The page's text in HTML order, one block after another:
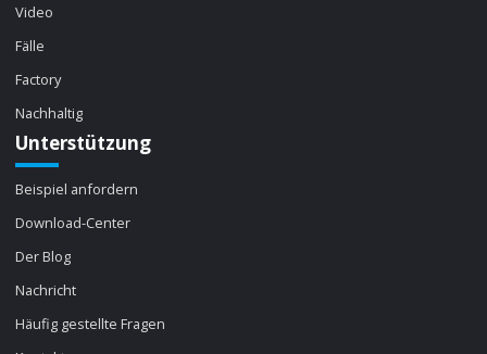
Video
Fälle
Factory
Nachhaltig
Unterstützung
Beispiel anfordern
Download-Center
Der Blog
Nachricht
Häufig gestellte Fragen